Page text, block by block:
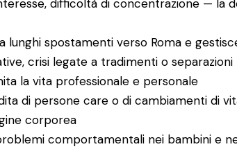
difficoltà di concentrazione — la
spostamenti verso Roma e
crisi legate a tradimenti o separazioni
la vita professionale e personale
di persone care o di cambiamenti di
corporea
comportamentali nei bambini e